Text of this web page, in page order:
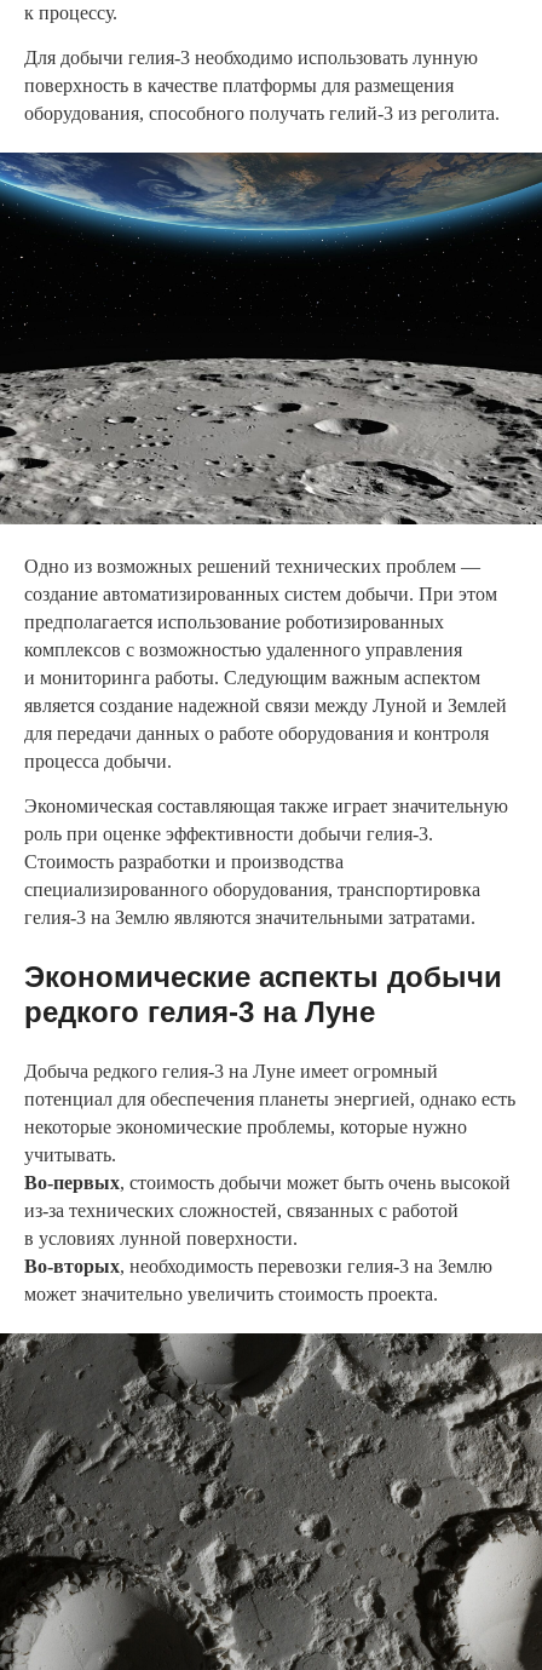
к процессу.
Для добычи гелия-3 необходимо использовать лунную
поверхность в качестве платформы для размещения
оборудования, способного получать гелий-3 из реголита.
Одно из возможных решений технических проблем —
создание автоматизированных систем добычи. При этом
предполагается использование роботизированных
комплексов с возможностью удаленного управления
и мониторинга работы. Следующим важным аспектом
является создание надежной связи между Луной и Землей
для передачи данных о работе оборудования и контроля
процесса добычи.
Экономическая составляющая также играет значительную
роль при оценке эффективности добычи гелия-3.
Стоимость разработки и производства
специализированного оборудования, транспортировка
гелия-3 на Землю являются значительными затратами.
Экономические аспекты добычи
редкого гелия-3 на Луне
Добыча редкого гелия-3 на Луне имеет огромный
потенциал для обеспечения планеты энергией, однако есть
некоторые экономические проблемы, которые нужно
учитывать.
Во-первых, стоимость добычи может быть очень высокой
из-за технических сложностей, связанных с работой
в условиях лунной поверхности.
Во-вторых, необходимость перевозки гелия-3 на Землю
может значительно увеличить стоимость проекта.